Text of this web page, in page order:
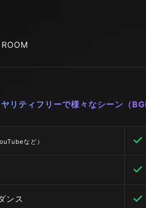
リティフリーで様々なシーン（
など）
ンス